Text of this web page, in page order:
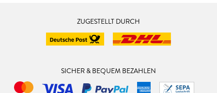
ZUGESTELLT DURCH
SICHER & BEQUEM BEZAHLEN